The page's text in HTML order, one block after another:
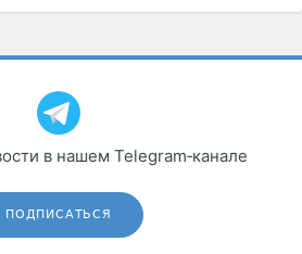
в нашем Telegram‑канале
ПОДПИСАТЬСЯ